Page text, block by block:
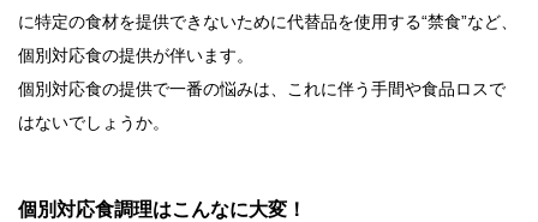
に特定の食材を提供できないために代替品を使用する“禁食”など、
個別対応食の提供が伴います。
個別対応食の提供で一番の悩みは、これに伴う手間や食品ロスで
はないでしょうか。
個別対応食調理はこんなに大変！